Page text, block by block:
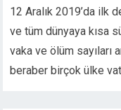
12 Aralık 2019’da ilk
ve tüm dünyaya kısa
vaka ve ölüm sayıları
beraber birçok ülke